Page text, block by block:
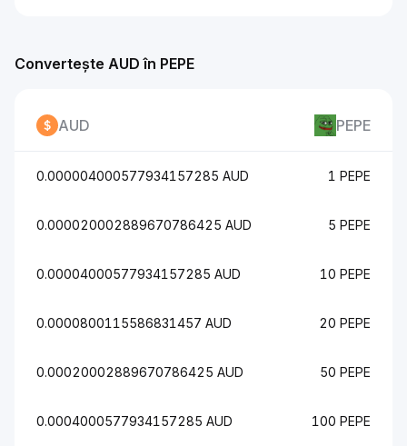
Convertește AUD în PEPE
AUD PEPE
0.000004000577934157285 AUD 1 PEPE
0.000020002889670786425 AUD 5 PEPE
0.00004000577934157285 AUD 10 PEPE
0.0000800115586831457 AUD 20 PEPE
0.00020002889670786425 AUD 50 PEPE
0.0004000577934157285 AUD 100 PEPE